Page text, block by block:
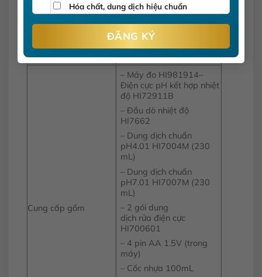
Hóa chất, dung dịch hiệu chuẩn
12 tháng cho máy và 06
tháng cho điện cực đi
kèm.(đối với sản phẩm
bảo hành)
Cung cấp gồm
– Máy đo HI981914–
Điện cực pH kết hợp nhiệt
độ HI72911B
– Đầu dò nhiệt độ
HI7662
– Dung dịch chuẩn
pH4.01 HI7004M (230
mL)
– Dung dịch chuẩn
pH7.01 HI7007M (230
mL)
– 2 gói dung
dịch rửa điện cực
HI700601
– 4 pin AA 1.5V (trong
máy)
– Cốc nhựa 100mL